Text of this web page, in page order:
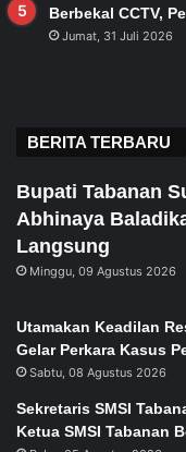
Berbekal CCTV,
Jumat, 31 Juli 2026
BERITA TERBARU
Bupati Tabanan
Abhinaya
Langsung
Minggu, 09 Agustus 2026
Utamakan Keadilan
Gelar Perkara Kasus
Sabtu, 08 Agustus 2026
Sekretaris SMSI
Ketua SMSI Tabanan